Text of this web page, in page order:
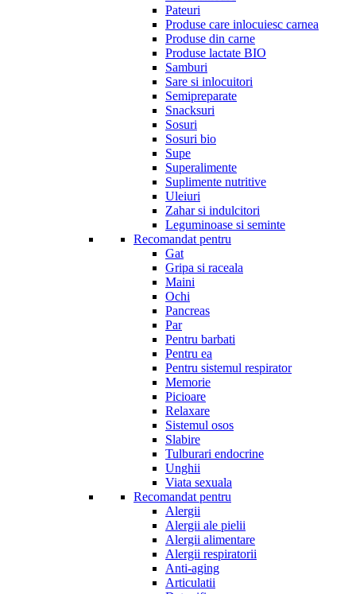
Pateuri
Produse care inlocuiesc carnea
Produse din carne
Produse lactate BIO
Samburi
Sare si inlocuitori
Semipreparate
Snacksuri
Sosuri
Sosuri bio
Supe
Superalimente
Suplimente nutritive
Uleiuri
Zahar si indulcitori
Leguminoase si seminte
Recomandat pentru
Gat
Gripa si raceala
Maini
Ochi
Pancreas
Par
Pentru barbati
Pentru ea
Pentru sistemul respirator
Memorie
Picioare
Relaxare
Sistemul osos
Slabire
Tulburari endocrine
Unghii
Viata sexuala
Recomandat pentru
Alergii
Alergii ale pielii
Alergii alimentare
Alergii respiratorii
Anti-aging
Articulatii